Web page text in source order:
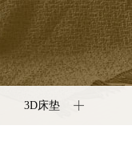
3D床垫